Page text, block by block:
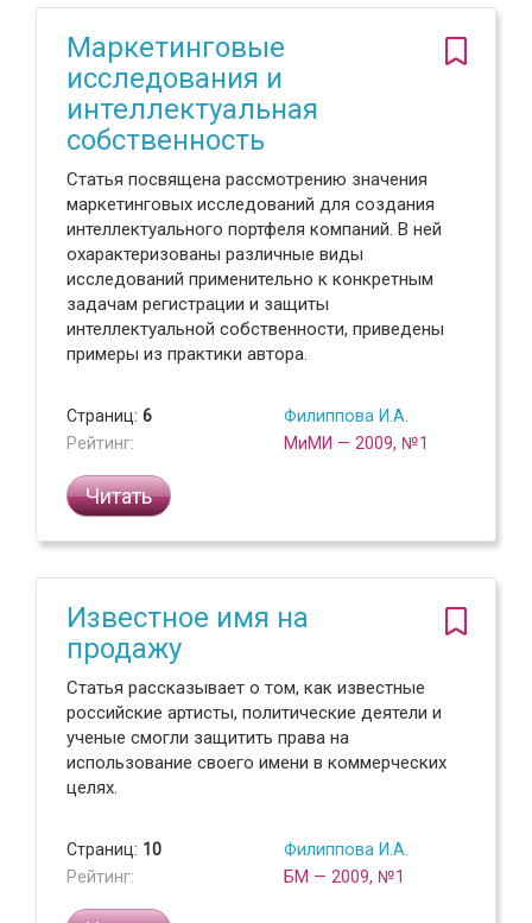
Маркетинговые
исследования и
интеллектуальная
собственность
Статья посвящена рассмотрению значения
маркетинговых исследований для создания
интеллектуального портфеля компаний. В ней
охарактеризованы различные виды
исследований применительно к конкретным
задачам регистрации и защиты
интеллектуальной собственности, приведены
примеры из практики автора.
Страниц: 6
Рейтинг:
Филиппова И.А.
МиМИ — 2009, №1
Читать
Известное имя на
продажу
Статья рассказывает о том, как известные
российские артисты, политические деятели и
ученые смогли защитить права на
использование своего имени в коммерческих
целях.
Страниц: 10
Рейтинг:
Филиппова И.А.
БМ — 2009, №1